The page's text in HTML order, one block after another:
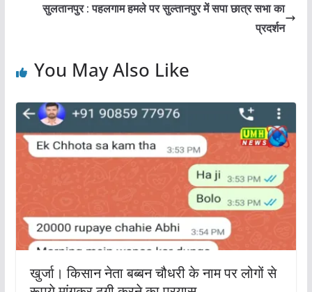
सुलतानपुर : पहलगाम हमले पर सुल्तानपुर में सपा छात्र सभा का
प्रदर्शन
You May Also Like
खुर्जा। किसान नेता बब्बन चौधरी के नाम पर लोगों से